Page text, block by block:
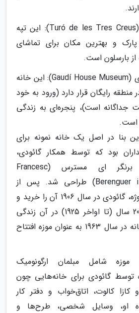
تپه سه صلیب (Turó de les Tres Creus): این تپه
پارک و بهترین مکان برای تماشای
موزه خانه گائودی (Gaudí House Museum): این خانه
رایگان قرار دارد (ورود به خود
جداگانه است)، پنجره‌ای به زندگی
است.
بنا در اصل یک خانه نمونه برای
بود که توسط همکار گائودی،
فرانچسک برنگر ای مسترس (Francesc
Berenguer i Mestres) طراحی شد. پس از
شکست پروژه، گائودی در سال 1906 آن را خرید و
نزدیک به 20 سال (تا اواخر 1925) در آن زندگی
کرد. این خانه در سال 1963 به عنوان موزه افتتاح
موزه شامل مبلمان ارگونومیک
گائودی برای خانه‌هایی چون
و کازا کالوت، اتاق‌خواب و دفتر کار
او، وسایل شخصی، طرح‌ها و